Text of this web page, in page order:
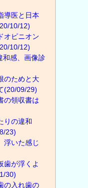
導医と日本
10/12)
オピニオン
10/12)
和感、画像診
のためと大
(20/09/29)
の領収書は
りの違和
23)
浮いた感じ
歯が浮くよ
30)
の入れ歯の